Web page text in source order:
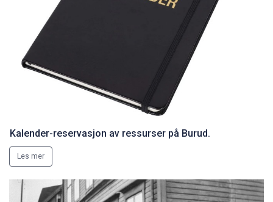
Kalender-reservasjon av ressurser på Burud.
Les mer